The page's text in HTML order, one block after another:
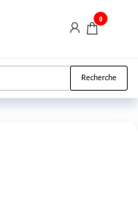
0
Recherche